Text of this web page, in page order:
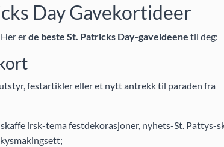
Day Gavekortideer
erde beste St. Patricks Day-gaveideene til deg:
festartikler eller et nytt antrekk til paraden fra
irsk-tema festdekorasjoner, nyhets-St. Pattys-